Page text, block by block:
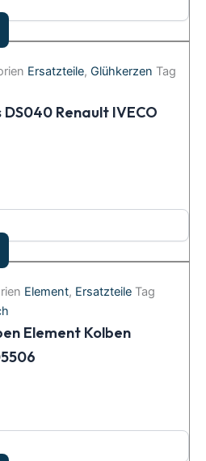
Ersatzteile, Glühkerzen Tag
DS040 Renault IVECO
Element, Ersatzteile Tag
Element Kolben